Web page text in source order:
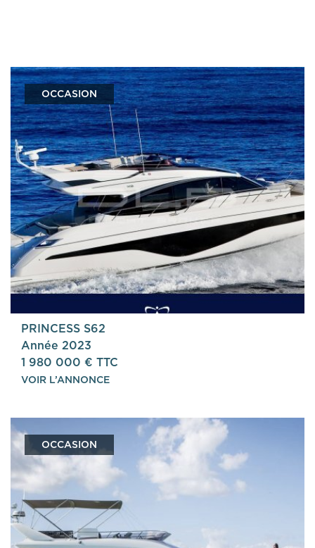
OCCASION
PRINCESS S62
Année 2023
1 980 000 € TTC
VOIR L’ANNONCE
OCCASION